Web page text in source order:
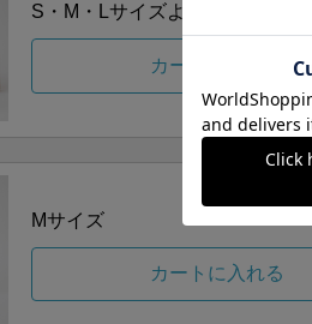
S・M・Lサイズより当店にお任せ
カートに入れる
Mサイズ
カートに入れる